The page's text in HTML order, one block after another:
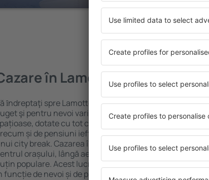
Vedeţi mai
în Lamotte-Beuvron
ȋndreptaţi spre Lamotte-Beuvron? Găsiți cazare
şi pentru nevoi variate. Puteți beneficia de
dotate cu tot confortul, cu numeroase facilități,
și de pensiuni ieftine pentru a sta câteva zile în
city break. Cazarea în Lamotte-Beuvron este
orașului, lângă aeroport și în cartiere sau regiuni
populare. Acest lucru vă va ajuta să găsiţi unităţi de
funcție de nevoi și de planurile ulterioare.